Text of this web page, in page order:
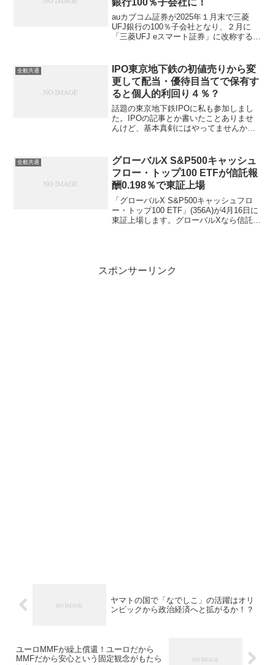
auカブコム証券が2025年１月末で三菱
UFJ銀行の100％子会社となり、２月に
「三菱UFJ eスマート証券」に改称する
証券（auカブコム）を互いに出資し合っ
て...
全般共通
IPO東京地下鉄の初値売りから変
更して配当・優待目当てで保有す
ると個人的利回り４％？
話題の東京地下鉄IPOに私も参加しまし
た。IPOの記事とか書いたことありませ
んけど、基本真剣にはやってませんから
設するということもやってないのでそれ
程当たりませんし緩...
全般共通
グローバルX S&P500キャッシュ
フロー・トップ100 ETFが信託報
酬0.198％で東証上場
「グローバルX S&P500キャッシュフロ
ー・トップ100 ETF」(356A)が4月16日に
東証上場します。グローバルXなら信託報
スポンサーリンク
ヤマトの国で「なでしこ」の活躍はオリ
ンピックから政治経済へと拡がるか！？
ユーロMMFが繰上償還！ユーロだから
MMFだから安心という固定観念がもたら